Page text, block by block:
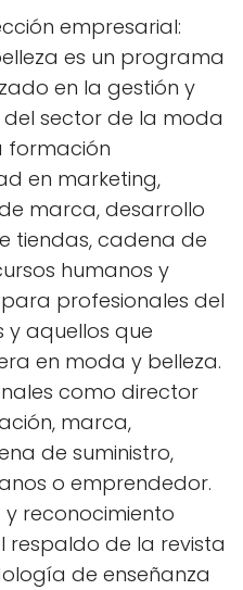
empresarial:
es un programa
en la gestión y
sector de la moda
formación
en marketing,
marca, desarrollo
tiendas, cadena de
humanos y
profesionales del
y aquellos que
en moda y belleza.
como director
marca,
de suministro,
o emprendedor.
reconocimiento
respaldo de la revista
de enseñanza